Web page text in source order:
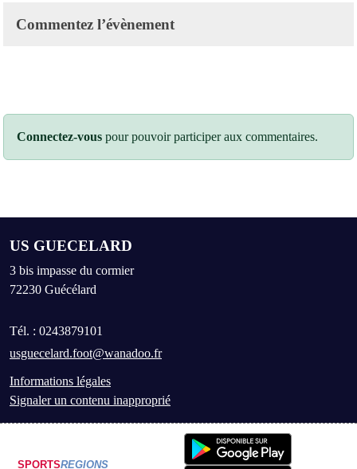
Commentez l’évènement
Connectez-vous pour pouvoir participer aux commentaires.
US GUECELARD
3 bis impasse du cormier
72230 Guécélard
Tél. : 0243879101
usguecelard.foot@wanadoo.fr
Informations légales
Signaler un contenu inapproprié
SPORTSREGIONS